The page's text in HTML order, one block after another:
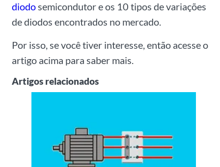
diodosemicondutor e os 10 tipos de variações
de diodos encontrados no mercado.
Por isso, se você tiver interesse, então acesse o
artigo acima para saber mais.
Artigos relacionados